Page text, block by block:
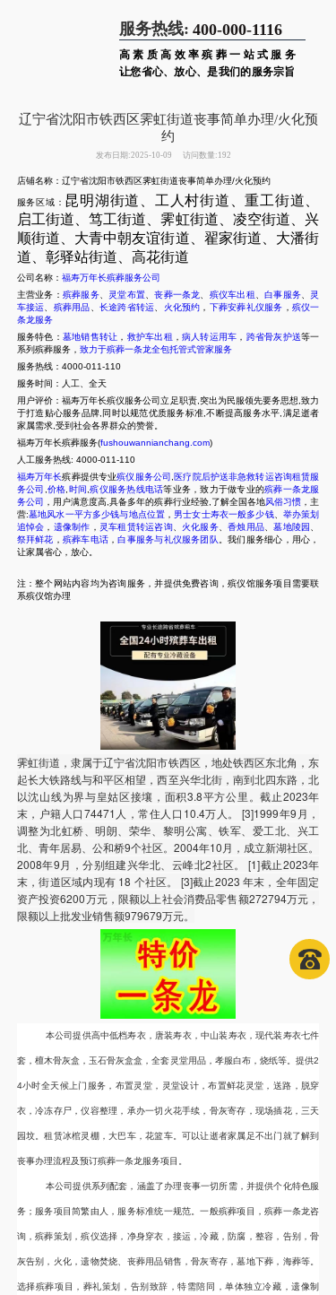
服务热线: 400-000-1116
高素质高效率殡葬一站式服务
让您省心、放心、是我们的服务宗旨
辽宁省沈阳市铁西区霁虹街道丧事简单办理/火化预
约
发布日期:2025-10-09 访问数量:192
店铺名称：辽宁省沈阳市铁西区霁虹街道丧事简单办理/火化预约
服务区域： 昆明湖街道、工人村街道、重工街道、
启工街道、笃工街道、霁虹街道、凌空街道、兴
顺街道、大青中朝友谊街道、翟家街道、大潘街
道、彰驿站街道、高花街道
公司名称： 福寿万年长殡葬服务公司
主营业务： 殡葬服务、 灵堂布置 、丧葬一条龙 殡仪车出租 、白事服务
灵
车接运
殡葬用品 长途跨省转运 火化预约 ， 下葬安葬礼仪服务 ， 殡仪一
条龙服务
服务特色： 墓地销售转让 ， 救护车出租 ， 病人转运用车 ， 跨省骨灰护送等一
系列殡葬服务， 致力于殡葬一条龙全包托管式管家服务
服务热线：4000-011-110
服务时间：人工、全天
用户评价：福寿万年长殡仪服务公司立足职责,突出为民服领先要务思想,致力
于打造贴心服务品牌,同时以规范优质服务标准,不断提高服务水平,满足逝者
家属需求,受到社会各界群众的赞誉。
福寿万年长殡葬服务(fushouwannianchang.com)
人工服务热线: 4000-011-110
福寿万年长殡葬提供专业殡仪服务公司 医疗院后护送非急救转运咨询租赁服
务公司 价格 时间 殡仪服务热线电话等业务，致力于做专业的殡葬一条龙服
务公司
，用户满意度高,具备多年的殡葬行业经验,了解全国各地风俗习惯 ，主
营:墓地风水一平方多少钱与地点位置 ， 男士女士寿衣一般多少钱、 举办策划
追悼会 ， 遗像制作 ， 灵车租赁转运咨询、 火化服务、香烛用品 、墓地陵园
祭拜鲜花 ， 殡葬车电话 ，白事服务与礼仪服务团队
。我们服务细心，用心，
让家属省心，放心。
注：整个网站内容均为咨询服务，并提供免费咨询，殡仪馆服务项目需要联
系殡仪馆办理
霁虹街道，隶属于辽宁省沈阳市铁西区，地处铁西区东北角，东
起长大铁路线与和平区相望，西至兴华北街，南到北四东路，北
以沈山线为界与皇姑区接壤，面积3.8平方公里。截止2023年
末，户籍人口74471人，常住人口10.4万人。 [3]1999年9月，
调整为北虹桥、明朗、荣华、黎明公寓、铁军、爱工北、兴工
北、青年居易、公和桥9个社区。2004年10月，成立新湖社区。
2008年9月，分别组建兴华北、云峰北2社区。 [1]截止2023年
末，街道区域内现有 18 个社区。 [3]截止2023 年末，全年固定
资产投资6200万元，限额以上社会消费品零售额272794万元，
限额以上批发业销售额979679万元。
本公司提供高中低档寿衣，唐装寿衣，中山装寿衣，现代装寿衣七件
套，檀木骨灰盒，玉石骨灰盒盒，全套灵堂用品，孝服白布，烧纸等。提供2
4小时全天候上门服务，布置灵堂，灵堂设计，布置鲜花灵堂，送路，脱穿
衣，冷冻存尸，仪容整理，承办一切火花手续，骨灰寄存，现场插花，三天
园坟。租赁冰棺灵棚，大巴车，花篮车。可以让逝者家属足不出门就了解到
丧事办理流程及预订殡葬一条龙服务项目。
本公司提供系列配套，涵盖了办理丧事一切所需，并提供个化特色服
务；服务项目简繁由人，服务标准统一规范。一般殡葬项目，殡葬一条龙咨
询，殡葬策划，殡仪选择，净身穿衣，接运，冷藏，防腐，整容，告别，骨
灰告别，火化，遗物焚烧、丧葬用品销售，骨灰寄存，墓地下葬，海葬等。
选择殡葬项目，葬礼策划，告别致辞，特需陪同，单体独立冷藏，遗像制